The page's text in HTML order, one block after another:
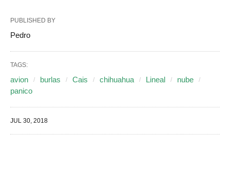
PUBLISHED BY
Pedro
TAGS:
avion burlas Cais chihuahua Lineal
nube
panico
JUL 30, 2018